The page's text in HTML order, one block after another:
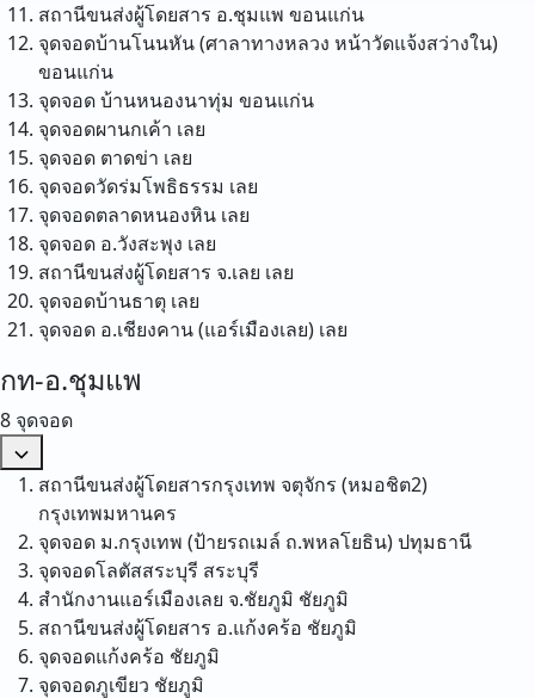
สถานีขนส่งผู้โดยสาร อ.ชุมแพ ขอนแก่น
จุดจอดบ้านโนนหัน (ศาลาทางหลวง หน้าวัดแจ้งสว่างใน)
ขอนแก่น
จุดจอด บ้านหนองนาทุ่ม ขอนแก่น
จุดจอดผานกเค้า เลย
จุดจอด ตาดข่า เลย
จุดจอดวัดร่มโพธิธรรม เลย
จุดจอดตลาดหนองหิน เลย
จุดจอด อ.วังสะพุง เลย
สถานีขนส่งผู้โดยสาร จ.เลย เลย
จุดจอดบ้านธาตุ เลย
จุดจอด อ.เชียงคาน (แอร์เมืองเลย) เลย
กท-อ.ชุมแพ
8 จุดจอด
สถานีขนส่งผู้โดยสารกรุงเทพ จตุจักร (หมอชิต2)
กรุงเทพมหานคร
จุดจอด ม.กรุงเทพ (ป้ายรถเมล์ ถ.พหลโยธิน)ปทุมธานี
จุดจอดโลตัสสระบุรี สระบุรี
สำนักงานแอร์เมืองเลย จ.ชัยภูมิ ชัยภูมิ
สถานีขนส่งผู้โดยสาร อ.แก้งคร้อ ชัยภูมิ
จุดจอดแก้งคร้อ ชัยภูมิ
จุดจอดภูเขียว ชัยภูมิ